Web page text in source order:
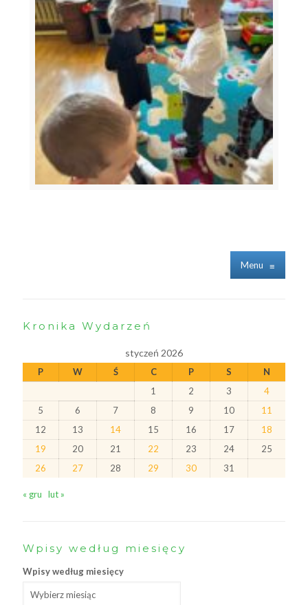
Menu ≡
Kronika Wydarzeń
styczeń 2026
P W Ś C P S
N
1
2 3
4
5
6 7 8 9 10
11
12
13 14 15 16 17
18
19
20 21 22 23 24
25
26
27 28 29 30 31
« gru lut »
Wpisy według miesięcy
Wpisy według miesięcy